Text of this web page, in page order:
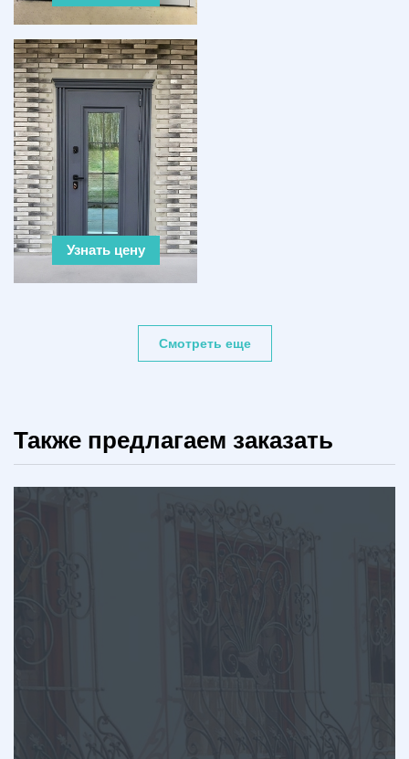
Узнать цену
Смотреть еще
Также предлагаем заказать